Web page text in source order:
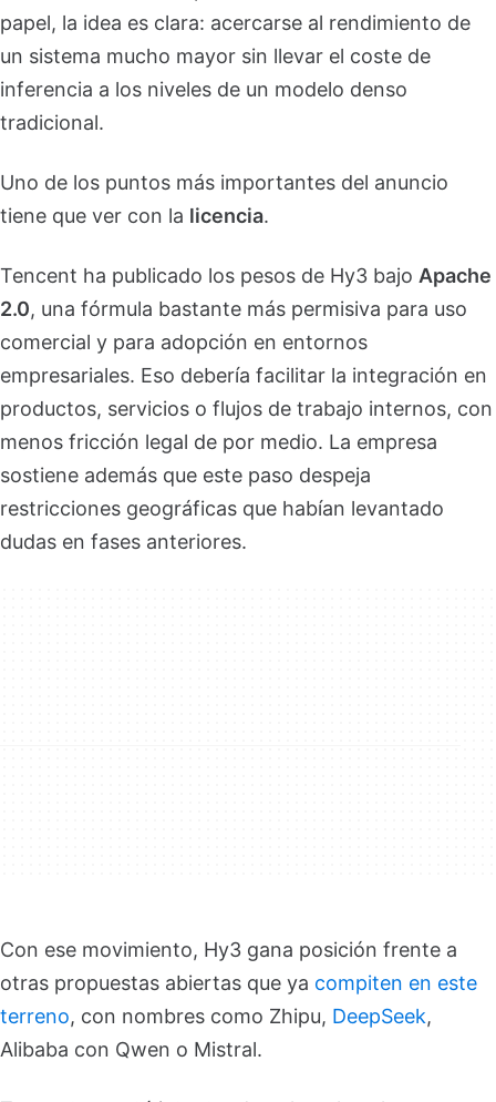
papel, la idea es clara: acercarse al rendimiento de
un sistema mucho mayor sin llevar el coste de
inferencia a los niveles de un modelo denso
tradicional.
Uno de los puntos más importantes del anuncio
tiene que ver con la licencia.
Tencent ha publicado los pesos de Hy3 bajo Apache
2.0, una fórmula bastante más permisiva para uso
comercial y para adopción en entornos
empresariales. Eso debería facilitar la integración en
productos, servicios o flujos de trabajo internos, con
menos fricción legal de por medio. La empresa
sostiene además que este paso despeja
restricciones geográficas que habían levantado
dudas en fases anteriores.
Con ese movimiento, Hy3 gana posición frente a
otras propuestas abiertas que ya compiten en este
terreno, con nombres como Zhipu, DeepSeek,
Alibaba con Qwen o Mistral.